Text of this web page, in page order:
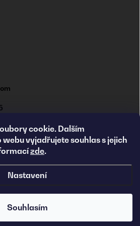
cookie. Dalším
vyjadřujete souhlas s jejich
zde.
Nastavení
Souhlasím
sophgena
. Všechna práva vyhrazena.Upravit
nastavení cookies